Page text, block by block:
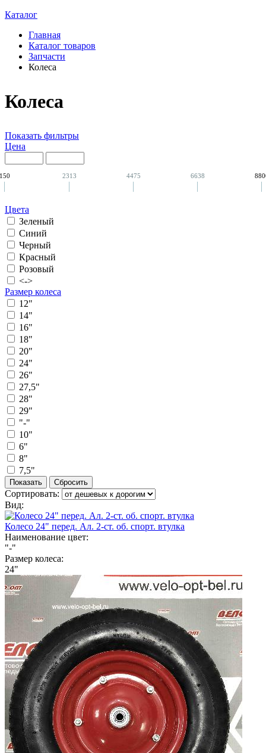
Каталог
Главная
Каталог товаров
Запчасти
Колеса
Колеса
Показать фильтры
Цена
2313 4475 6638
Цвета
Зеленый
Синий
Черный
Красный
Розовый
<->
Размер колеса
12"
14"
16"
18"
20"
24"
26"
27,5"
28"
29"
"-"
10"
6"
8"
7,5"
Сортировать:
Вид:
Колесо 24" перед. Ал. 2-ст. об. спорт. втулка
Наименование цвет:
"-"
Размер колеса:
24"